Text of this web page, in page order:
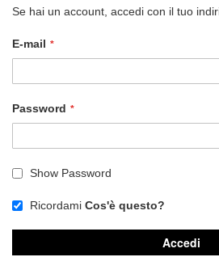
Se hai un account, accedi con il tuo
E-mail
Password
Show Password
Ricordami Cos'è questo?
Accedi